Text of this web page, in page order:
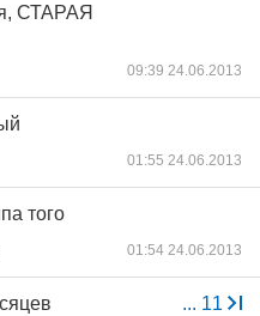
СТАРАЯ
09:39 24.06.2013
01:55 24.06.2013
того
01:54 24.06.2013
... 11